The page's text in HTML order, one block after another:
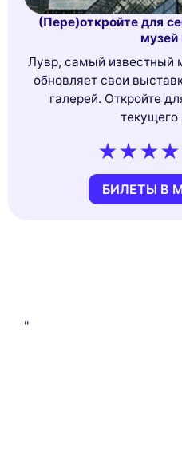
(Пере)откройте для
музей
Лувр, самый известный
обновляет свои
галерей. Откройте
БИЛЕТЫ В
"